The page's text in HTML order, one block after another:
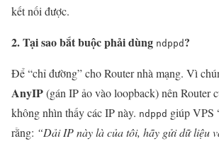
kết nối được.
2. Tại sao bắt buộc phải dùng ndppd ?
Để “chỉ đường” cho Router nhà mạng. Vì
AnyIP(gán IP ảo vào loopback) nên Router
không nhìn thấy các IP này. ndppd giúp VPS
rằng: “Dải IP này là của tôi, hãy gửi dữ liệu